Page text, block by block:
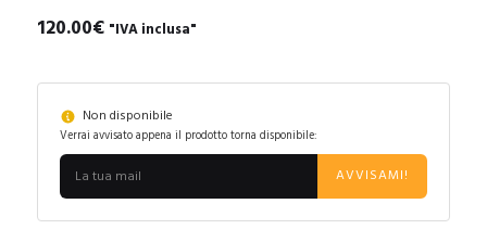
120.00€ "IVA inclusa"
Non disponibile
Verrai avvisato appena il prodotto torna disponibile:
AVVISAMI!